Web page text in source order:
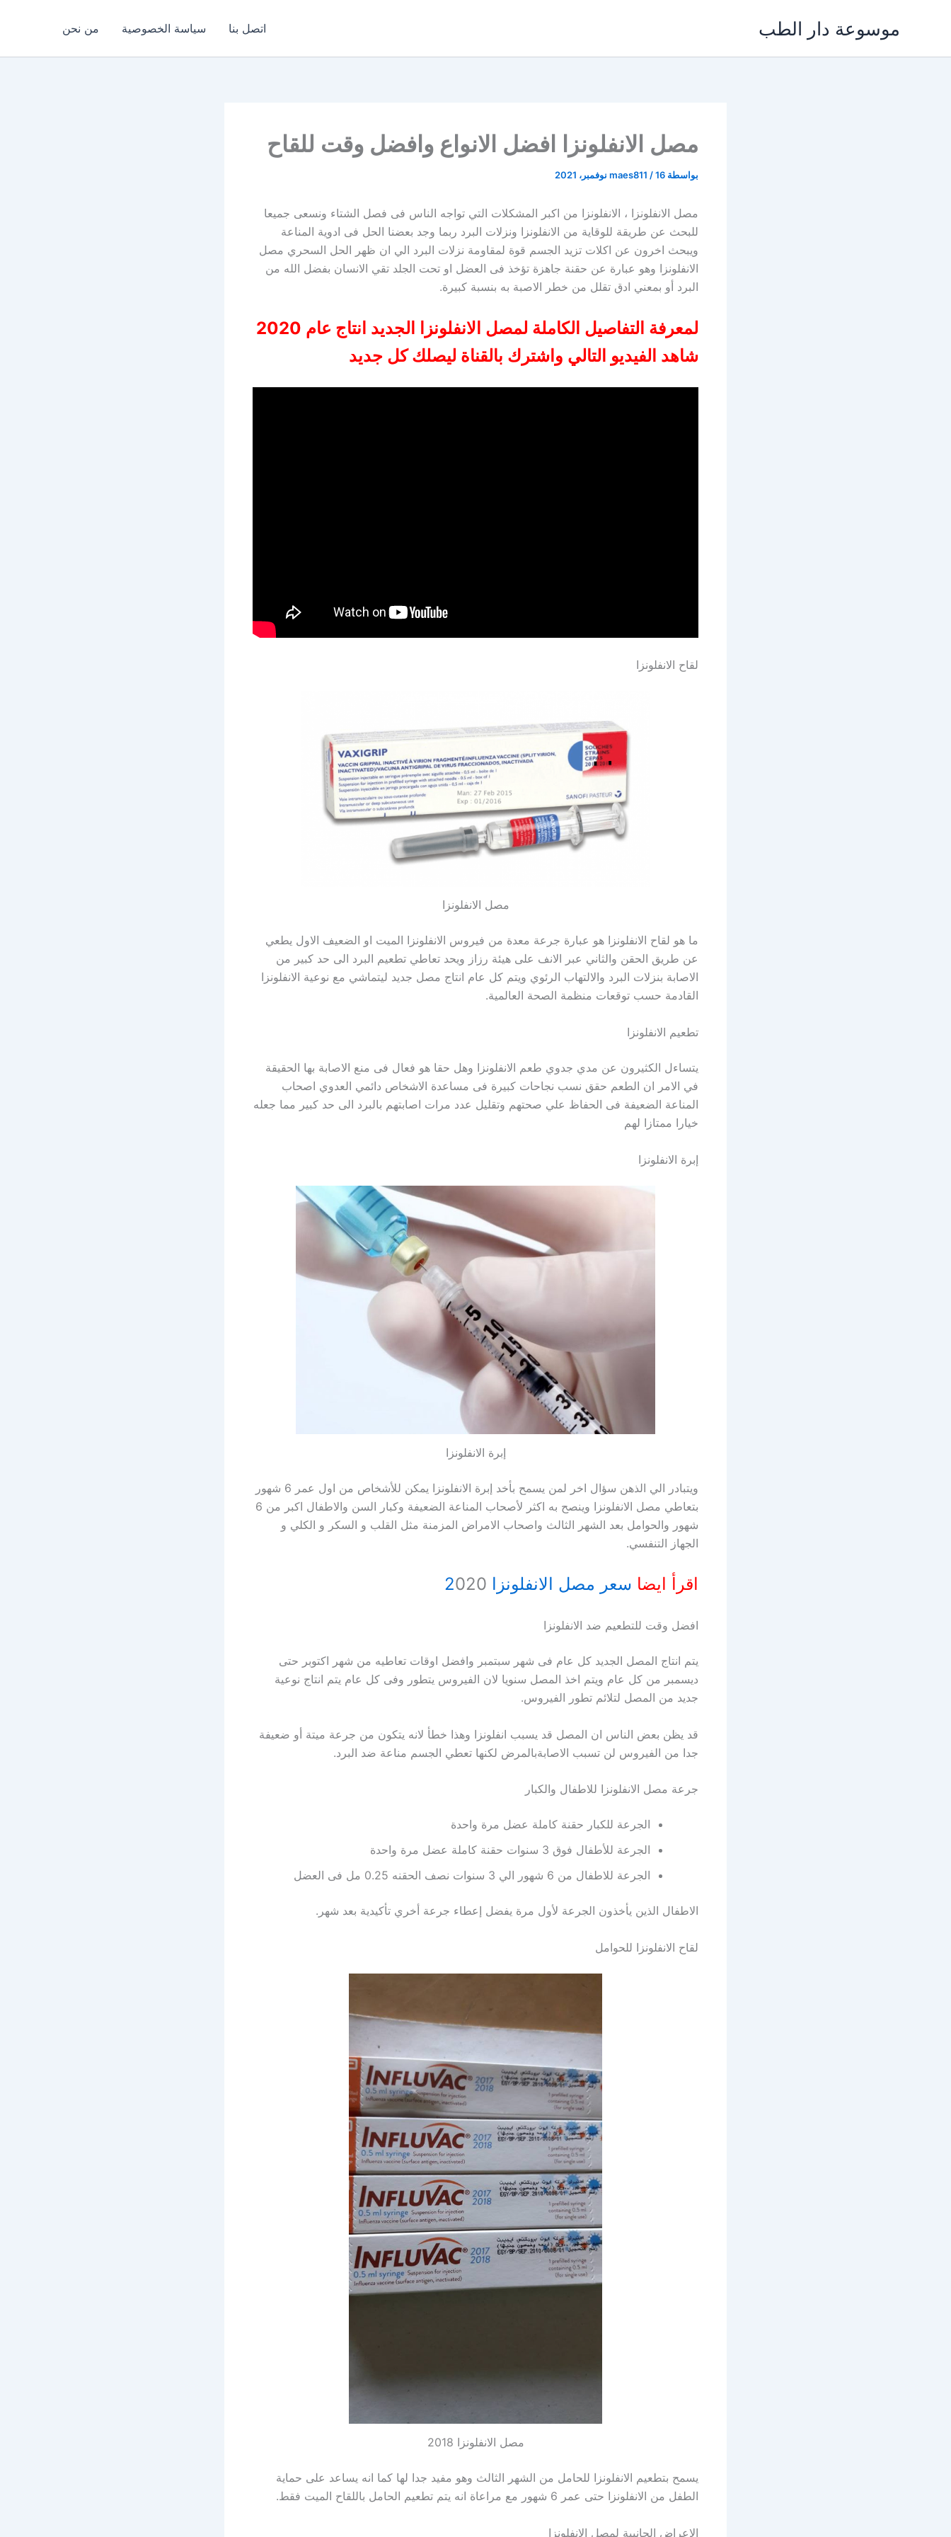
موسوعة دار الطب اتصل بنا سياسة الخصوصية من نحن
مصل الانفلونزا افضل الانواع وافضل وقت للقاح
بواسطة maes811 /16 نوفمبر، 2021
مصل الانفلونزا ، الانفلونزا من اكبر المشكلات التي تواجه الناس فى فصل الشتاء ونسعى جميعا
للبحث عن طريقة للوقاية من الانفلونزا ونزلات البرد ربما وجد بعضنا الحل فى ادوية المناعة
ويبحث اخرون عن اكلات تزيد الجسم قوة لمقاومة نزلات البرد الي ان ظهر الحل السحري مصل
الانفلونزا وهو عبارة عن حقنة جاهزة تؤخذ فى العضل او تحت الجلد تقي الانسان بفضل الله من
البرد أو بمعني ادق تقلل من خطر الاصبة به بنسبة كبيرة.
لمعرفة التفاصيل الكاملة لمصل الانفلونزا الجديد انتاج عام 2020
شاهد الفيديو التالي واشترك بالقناة ليصلك كل جديد
لقاح الانفلونزا
مصل الانفلونزا
ما هو لقاح الانفلونزا هو عبارة جرعة معدة من فيروس الانفلونزا الميت او الضعيف الاول يطعي
عن طريق الحقن والثاني عبر الانف على هيئة رزاز ويحد تعاطي تطعيم البرد الى حد كبير من
الاصابة بنزلات البرد والالتهاب الرئوي ويتم كل عام انتاج مصل جديد ليتماشي مع نوعية الانفلونزا
القادمة حسب توقعات منظمة الصحة العالمية.
تطعيم الانفلونزا
يتساءل الكثيرون عن مدي جدوي طعم الانفلونزا وهل حقا هو فعال فى منع الاصابة بها الحقيقة
في الامر ان الطعم حقق نسب نجاحات كبيرة فى مساعدة الاشخاص دائمي العدوي اصحاب
المناعة الضعيفة فى الحفاظ علي صحتهم وتقليل عدد مرات اصابتهم بالبرد الى حد كبير مما جعله
خيارا ممتازا لهم
إبرة الانفلونزا
إبرة الانفلونزا
ويتبادر الي الذهن سؤال اخر لمن يسمح بأخد إبرة الانفلونزا يمكن للأشخاص من اول عمر 6 شهور
بتعاطي مصل الانفلونزا وينصح به اكثر لأصحاب المناعة الضعيفة وكبار السن والاطفال اكبر من 6
شهور والحوامل بعد الشهر الثالث واصحاب الامراض المزمنة مثل القلب و السكر و الكلي و
الجهاز التنفسي.
اقرأ ايضا سعر مصل الانفلونزا 2 020
افضل وقت للتطعيم ضد الانفلونزا
يتم انتاج المصل الجديد كل عام فى شهر سبتمبر وافضل اوقات تعاطيه من شهر اكتوبر حتى
ديسمبر من كل عام ويتم اخذ المصل سنويا لان الفيروس يتطور وفى كل عام يتم انتاج نوعية
جديد من المصل لتلائم تطور الفيروس.
قد يظن بعض الناس ان المصل قد يسبب انفلونزا وهذا خطأ لانه يتكون من جرعة ميتة أو ضعيفة
جدا من الفيروس لن تسبب الاصابةبالمرض لكنها تعطي الجسم مناعة ضد البرد.
جرعة مصل الانفلونزا للاطفال والكبار
الجرعة للكبار حقنة كاملة عضل مرة واحدة
الجرعة للأطفال فوق 3 سنوات حقنة كاملة عضل مرة واحدة
الجرعة للاطفال من 6 شهور الي 3 سنوات نصف الحقنه 0.25 مل فى العضل
الاطفال الذين يأخذون الجرعة لأول مرة يفضل إعطاء جرعة أخري تأكيدية بعد شهر.
لقاح الانفلونزا للحوامل
مصل الانفلونزا 2018
يسمح بتطعيم الانفلونزا للحامل من الشهر الثالث وهو مفيد جدا لها كما انه يساعد على حماية
الطفل من الانفلونزا حتى عمر 6 شهور مع مراعاة انه يتم تطعيم الحامل باللقاح الميت فقط.
الاعراض الجانبية لمصل الانفلونزا